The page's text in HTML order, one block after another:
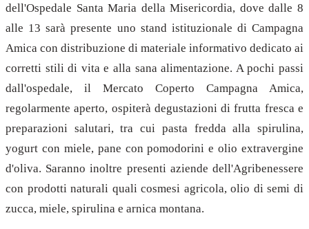
dell'Ospedale Santa Maria della Misericordia, dove dalle 8
alle 13 sarà presente uno stand istituzionale di Campagna
Amica con distribuzione di materiale informativo dedicato ai
corretti stili di vita e alla sana alimentazione. A pochi passi
dall'ospedale, il Mercato Coperto Campagna Amica,
regolarmente aperto, ospiterà degustazioni di frutta fresca e
preparazioni salutari, tra cui pasta fredda alla spirulina,
yogurt con miele, pane con pomodorini e olio extravergine
d'oliva. Saranno inoltre presenti aziende dell'Agribenessere
con prodotti naturali quali cosmesi agricola, olio di semi di
zucca, miele, spirulina e arnica montana.